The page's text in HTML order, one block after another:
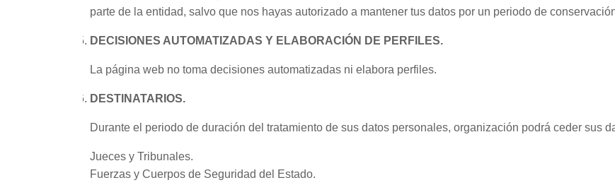
parte de la entidad, salvo que nos hayas autorizado a mantener tus datos por un periodo de
DECISIONES AUTOMATIZADAS Y ELABORACIÓN DE PERFILES.
La página web no toma decisiones automatizadas ni elabora perfiles.
DESTINATARIOS.
Durante el periodo de duración del tratamiento de sus datos personales, organización podrá ceder sus
Jueces y Tribunales.
Fuerzas y Cuerpos de Seguridad del Estado.